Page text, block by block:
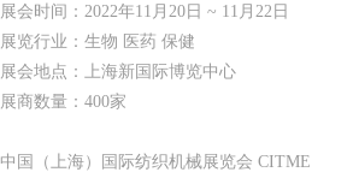
展会时间：2022年11月20日 ~ 11月22日
展览行业：生物 医药 保健
展会地点：上海新国际博览中心
展商数量：400家
中国（上海）国际纺织机械展览会 CITME